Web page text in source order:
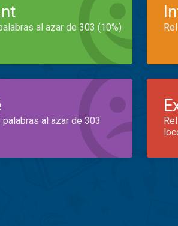
al azar de 303 (10%)
palabras al azar de 303